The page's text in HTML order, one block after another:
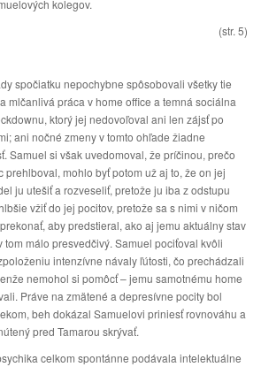
kolegov.
(str. 5)
spočiatku nepochybne spôsobovali všetky tie
mlčanlivá práca v home office a temná sociálna
ktorý jej nedovoľoval ani len zájsť po
ani nočné zmeny v tomto ohľade žiadne
Samuel si však uvedomoval, že príčinou, prečo
prehlboval, mohlo byť potom už aj to, že on jej
ju utešiť a rozveseliť, pretože ju iba z odstupu
vžiť do jej pocitov, pretože sa s nimi v ničom
aby predstieral, ako aj jemu aktuálny stav
tom málo presvedčivý. Samuel pociťoval kvôli
intenzívne návaly ľútosti, čo prechádzali
nemohol si pomôcť – jemu samotnému home
Práve na zmätené a depresívne pocity bol
beh dokázal Samuelovi priniesť rovnováhu a
pred Tamarou skrývať.
celkom spontánne podávala intelektuálne